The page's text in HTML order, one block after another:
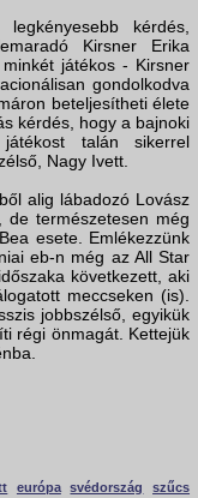
kérdés,
Kirsner Erika
játékos - Kirsner
gondolkodva
beteljesítheti élete
kérdés, hogy a bajnoki
talán sikerrel
Nagy Ivett.
alig lábadozó Lovász
de természetesen még
esete. Emlékezzünk
eb-n még az All Star
következett, aki
meccseken (is).
jobbszélső, egyikük
régi önmagát. Kettejük
európa svédország
szűcs